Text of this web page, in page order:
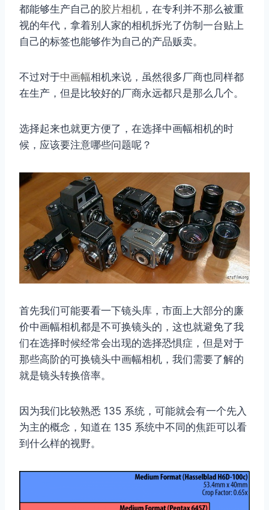
都能够生产自己的胶片相机 ，在专利并不那么被重
视的年代，拿着别人家的相机拆光了仿制一台贴上
自己的标签也能够作为自己的产品贩卖。
不过对于中画幅相机来说，虽然很多厂商也同样都
在生产，但是比较好的厂商永远都只是那么几个。
选择起来也就更方便了，在选择中画幅相机的时
候，应该要注意哪些问题呢？
首先我们可能要看一下镜头库，市面上大部分的廉
价中画幅相机都是不可换镜头的，这也就避免了我
们在选择时候经常会出现的选择恐惧症，但是对于
那些高阶的可换镜头中画幅相机，我们需要了解的
就是镜头转换倍率。
因为我们比较熟悉 135 系统，可能就会有一个先入
为主的概念，知道在 135 系统中不同的焦距可以看
到什么样的视野。